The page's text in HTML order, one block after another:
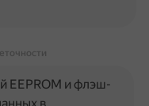
EEPROM и флэш-